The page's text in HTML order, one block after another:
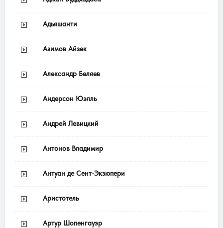
Адьяшанти
Азимов Айзек
Александр Беляев
Андерсон Юэлль
Андрей Левицкий
Антонов Владимир
Антуан де Сент-Экзюпери
Аристотель
Артур Шопенгауэр